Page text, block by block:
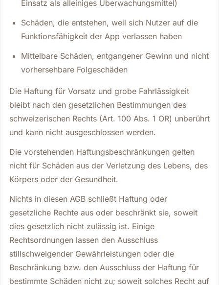
Einsatz als alleiniges Überwachungsmittel)
Schäden, die entstehen, weil sich Nutzer auf die
Funktionsfähigkeit der App verlassen haben
Mittelbare Schäden, entgangener Gewinn und nicht
vorhersehbare Folgeschäden
Die Haftung für Vorsatz und grobe Fahrlässigkeit
bleibt nach den gesetzlichen Bestimmungen des
schweizerischen Rechts (Art. 100 Abs. 1 OR) unberührt
und kann nicht ausgeschlossen werden.
Die vorstehenden Haftungsbeschränkungen gelten
nicht für Schäden aus der Verletzung des Lebens, des
Körpers oder der Gesundheit.
Nichts in diesen AGB schließt Haftung oder
gesetzliche Rechte aus oder beschränkt sie, soweit
dies gesetzlich nicht zulässig ist. Einige
Rechtsordnungen lassen den Ausschluss
stillschweigender Gewährleistungen oder die
Beschränkung bzw. den Ausschluss der Haftung für
bestimmte Schäden nicht zu; soweit solches Recht auf